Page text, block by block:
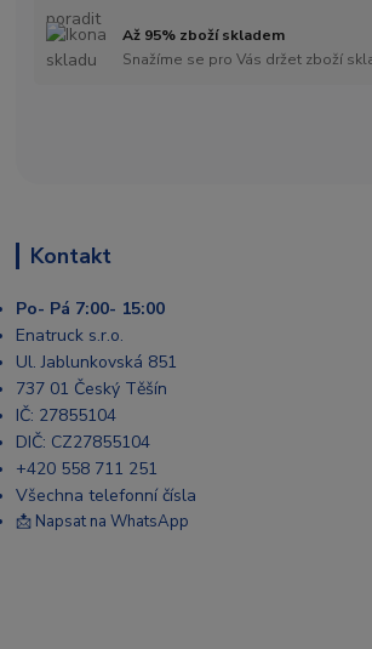
Až 95% zboží skladem
Snažíme se pro Vás držet zboží
Kontakt
Po- Pá 7:00- 15:00
Enatruck s.r.o.
Ul. Jablunkovská 851
737 01 Český Těšín
IČ: 27855104
DIČ: CZ27855104
+420 558 711 251
Všechna telefonní čísla
📩 Napsat na WhatsApp